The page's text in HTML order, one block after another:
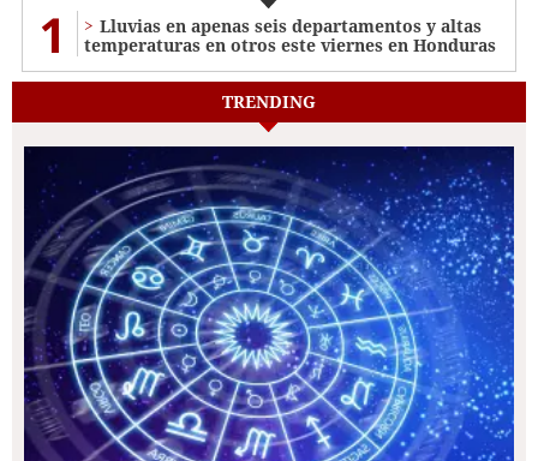
1
Lluvias en apenas seis departamentos y altas
temperaturas en otros este viernes en Honduras
TRENDING